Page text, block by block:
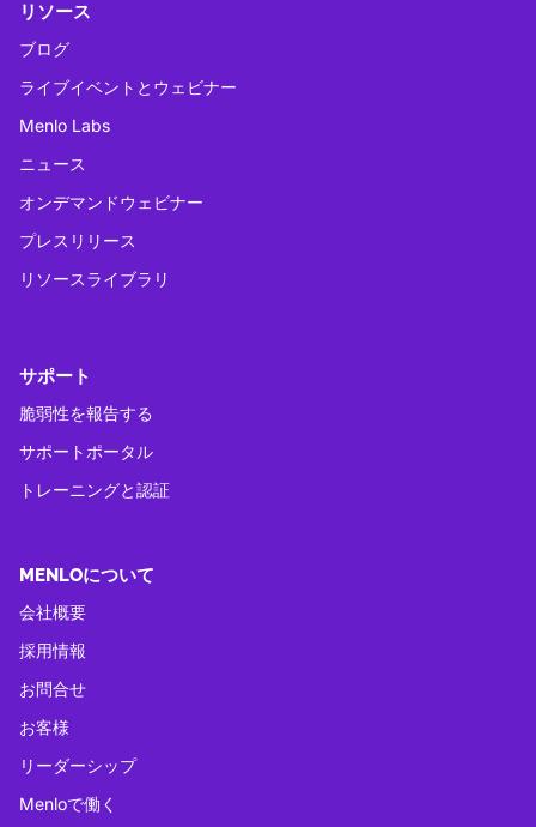
リソース
ブログ
ライブイベントとウェビナー
Menlo Labs
ニュース
オンデマンドウェビナー
プレスリリース
リソースライブラリ
サポート
脆弱性を報告する
サポートポータル
トレーニングと認証
MENLOについて
会社概要
採用情報
お問合せ
お客様
リーダーシップ
Menloで働く